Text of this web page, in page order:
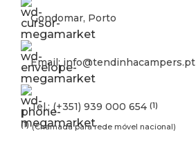
Gondomar, Porto
Email: info@tendinhacampers.pt
Tel.: (+351) 939 000 654 (1)
(1) (Chamada para rede móvel nacional)